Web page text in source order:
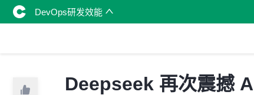
DevOps研发效能
Deepseek 再次震撼